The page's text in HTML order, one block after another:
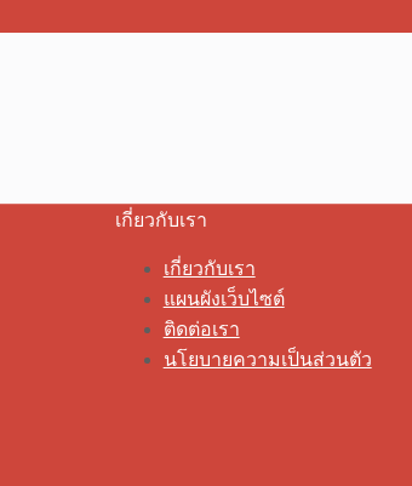
เกี่ยวกับเรา
เกี่ยวกับเรา
แผนผังเว็บไซต์
ติดต่อเรา
นโยบายความเป็นส่วนตัว